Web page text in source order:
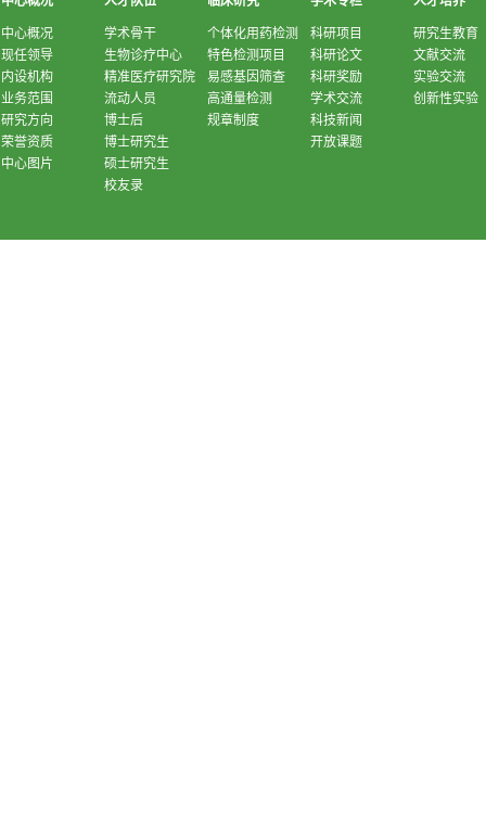
中心概况
现任领导
内设机构
业务范围
研究方向
荣誉资质
中心图片
学术骨干
生物诊疗中心
精准医疗研究院
流动人员
博士后
博士研究生
硕士研究生
校友录
个体化用药检测
特色检测项目
易感基因筛查
高通量检测
规章制度
科研项目
科研论文
科研奖励
学术交流
科技新闻
开放课题
研究生教育
文献交流
实验交流
创新性实验